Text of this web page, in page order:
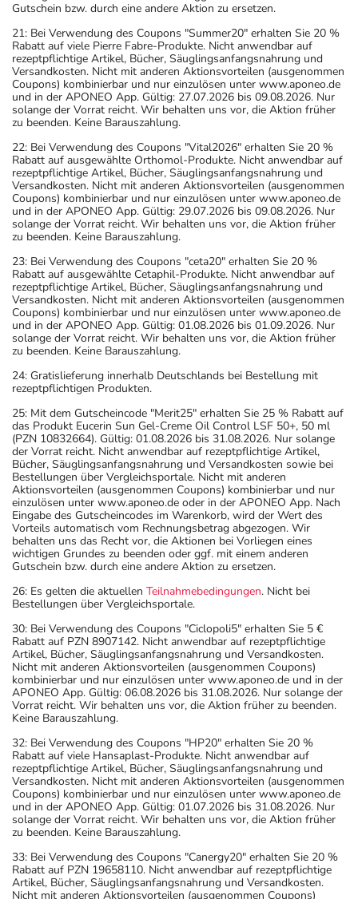
Gutschein bzw. durch eine andere Aktion zu ersetzen.
21: Bei Verwendung des Coupons "Summer20" erhalten Sie 20 %
Rabatt auf viele Pierre Fabre-Produkte. Nicht anwendbar auf
rezeptpflichtige Artikel, Bücher, Säuglingsanfangsnahrung und
Versandkosten. Nicht mit anderen Aktionsvorteilen (ausgenommen
Coupons) kombinierbar und nur einzulösen unter www.aponeo.de
und in der APONEO App. Gültig: 27.07.2026 bis 09.08.2026. Nur
solange der Vorrat reicht. Wir behalten uns vor, die Aktion früher
zu beenden. Keine Barauszahlung.
22: Bei Verwendung des Coupons "Vital2026" erhalten Sie 20 %
Rabatt auf ausgewählte Orthomol-Produkte. Nicht anwendbar auf
rezeptpflichtige Artikel, Bücher, Säuglingsanfangsnahrung und
Versandkosten. Nicht mit anderen Aktionsvorteilen (ausgenommen
Coupons) kombinierbar und nur einzulösen unter www.aponeo.de
und in der APONEO App. Gültig: 29.07.2026 bis 09.08.2026. Nur
solange der Vorrat reicht. Wir behalten uns vor, die Aktion früher
zu beenden. Keine Barauszahlung.
23: Bei Verwendung des Coupons "ceta20" erhalten Sie 20 %
Rabatt auf ausgewählte Cetaphil-Produkte. Nicht anwendbar auf
rezeptpflichtige Artikel, Bücher, Säuglingsanfangsnahrung und
Versandkosten. Nicht mit anderen Aktionsvorteilen (ausgenommen
Coupons) kombinierbar und nur einzulösen unter www.aponeo.de
und in der APONEO App. Gültig: 01.08.2026 bis 01.09.2026. Nur
solange der Vorrat reicht. Wir behalten uns vor, die Aktion früher
zu beenden. Keine Barauszahlung.
24: Gratislieferung innerhalb Deutschlands bei Bestellung mit
rezeptpflichtigen Produkten.
25: Mit dem Gutscheincode "Merit25" erhalten Sie 25 % Rabatt auf
das Produkt Eucerin Sun Gel-Creme Oil Control LSF 50+, 50 ml
(PZN 10832664). Gültig: 01.08.2026 bis 31.08.2026. Nur solange
der Vorrat reicht. Nicht anwendbar auf rezeptpflichtige Artikel,
Bücher, Säuglingsanfangsnahrung und Versandkosten sowie bei
Bestellungen über Vergleichsportale. Nicht mit anderen
Aktionsvorteilen (ausgenommen Coupons) kombinierbar und nur
einzulösen unter www.aponeo.de oder in der APONEO App. Nach
Eingabe des Gutscheincodes im Warenkorb, wird der Wert des
Vorteils automatisch vom Rechnungsbetrag abgezogen. Wir
behalten uns das Recht vor, die Aktionen bei Vorliegen eines
wichtigen Grundes zu beenden oder ggf. mit einem anderen
Gutschein bzw. durch eine andere Aktion zu ersetzen.
26: Es gelten die aktuellen Teilnahmebedingungen. Nicht bei
Bestellungen über Vergleichsportale.
30: Bei Verwendung des Coupons "Ciclopoli5" erhalten Sie 5 €
Rabatt auf PZN 8907142. Nicht anwendbar auf rezeptpflichtige
Artikel, Bücher, Säuglingsanfangsnahrung und Versandkosten.
Nicht mit anderen Aktionsvorteilen (ausgenommen Coupons)
kombinierbar und nur einzulösen unter www.aponeo.de und in der
APONEO App. Gültig: 06.08.2026 bis 31.08.2026. Nur solange der
Vorrat reicht. Wir behalten uns vor, die Aktion früher zu beenden.
Keine Barauszahlung.
32: Bei Verwendung des Coupons "HP20" erhalten Sie 20 %
Rabatt auf viele Hansaplast-Produkte. Nicht anwendbar auf
rezeptpflichtige Artikel, Bücher, Säuglingsanfangsnahrung und
Versandkosten. Nicht mit anderen Aktionsvorteilen (ausgenommen
Coupons) kombinierbar und nur einzulösen unter www.aponeo.de
und in der APONEO App. Gültig: 01.07.2026 bis 31.08.2026. Nur
solange der Vorrat reicht. Wir behalten uns vor, die Aktion früher
zu beenden. Keine Barauszahlung.
33: Bei Verwendung des Coupons "Canergy20" erhalten Sie 20 %
Rabatt auf PZN 19658110. Nicht anwendbar auf rezeptpflichtige
Artikel, Bücher, Säuglingsanfangsnahrung und Versandkosten.
Nicht mit anderen Aktionsvorteilen (ausgenommen Coupons)